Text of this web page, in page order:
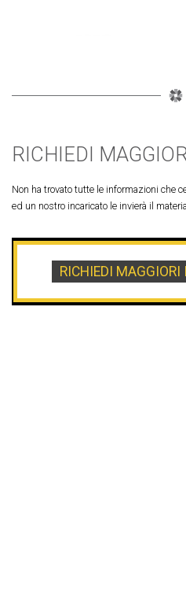
RICHIEDI
Non ha trovato tutte le informazioni che
ed un nostro incaricato le invierà il
RICHIEDI